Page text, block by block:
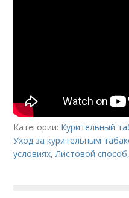
Категории: Курительный
Уход за курительным
условиях,Листовой способ,